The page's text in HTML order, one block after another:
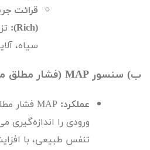
قرائت
(
Rich
):
سیاه،
ب) سنسور MAP (فشار مطلق
عملکرد: MAP فشار
ورودی را اندازه‌گیری
تنفس طبیعی، با